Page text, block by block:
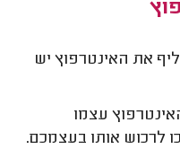
את האינטרפוץ יש
עצמו
לרכוש אותו בעצמכם.